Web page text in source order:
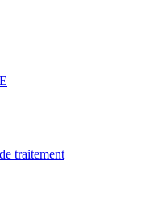
traitement